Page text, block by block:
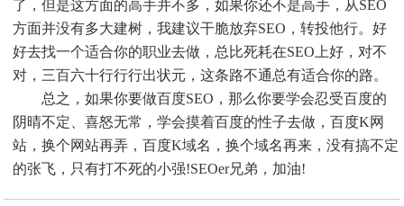
了，但是这方面的高手并不多，如果你还不是高手，从SEO
方面并没有多大建树，我建议干脆放弃SEO，转投他行。好
好去找一个适合你的职业去做，总比死耗在SEO上好，对不
对，三百六十行行行出状元，这条路不通总有适合你的路。
总之，如果你要做百度SEO，那么你要学会忍受百度的
阴晴不定、喜怒无常，学会摸着百度的性子去做，百度K网
站，换个网站再弄，百度K域名，换个域名再来，没有搞不定
的张飞，只有打不死的小强!SEOer兄弟，加油!